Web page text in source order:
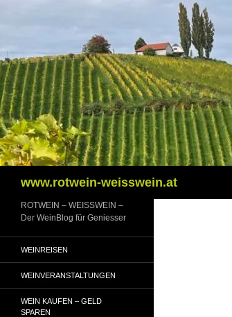
www.rotwein-weisswein.at
ROTWEIN – WEISSWEIN –
Der WeinBlog für Geniesser
WEINREISEN
WEINVERANSTALTUNGEN
WEIN KAUFEN – GELD
SPAREN